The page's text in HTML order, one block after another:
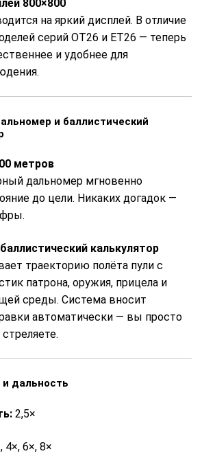
800×800
на яркий дисплей. В отличие
серий ОТ26 и ЕТ26 — теперь
и удобнее для
и баллистический
метров
дальномер мгновенно
до цели. Никаких догадок —
калькулятор
траекторию полёта пули с
патрона, оружия, прицела и
среды. Система вносит
автоматически — вы просто
дальность
2,5×
4×, 6×, 8×